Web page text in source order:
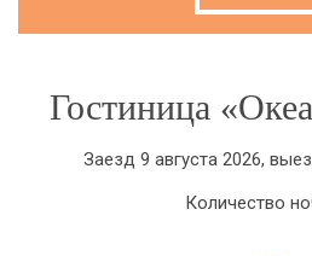
Гостиница
Заезд 9 августа 2026,
Количество